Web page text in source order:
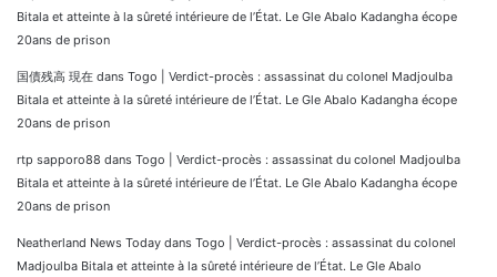
Bitala et atteinte à la sûreté intérieure de l’État. Le Gle Abalo Kadangha écope
20ans de prison
国債残高 現在 dans Togo | Verdict-procès : assassinat du colonel Madjoulba
Bitala et atteinte à la sûreté intérieure de l’État. Le Gle Abalo Kadangha écope
20ans de prison
rtp sapporo88 dans Togo | Verdict-procès : assassinat du colonel Madjoulba
Bitala et atteinte à la sûreté intérieure de l’État. Le Gle Abalo Kadangha écope
20ans de prison
Neatherland News Today dans Togo | Verdict-procès : assassinat du colonel
Madjoulba Bitala et atteinte à la sûreté intérieure de l’État. Le Gle Abalo